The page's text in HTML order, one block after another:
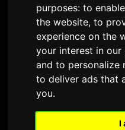
purposes:to
the website,to
experience on the
your interest in
and to personalize
to deliver ads that
you.
I
MXV เปิดตัว
Nippon
'Perfume'
โดยSam 4 มิถุนายน